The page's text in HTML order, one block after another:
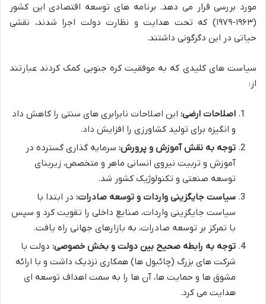
مورد بررسی قرار می دهد. برنامه های توسعه اقتصادی این کشور
(۱۹۶۳-۱۹۷۹) که تحت هدایت و نظارت دولت اجرا شدند، نقشی
حیاتی در این دگرگونی داشتند.
سیاست های کلیدی که به موفقیت کره جنوبی کمک کردند عبارتند
از:
اصلاحات ارضی: این اصلاحات نابرابری های سنتی را کاهش داد
و انگیزه برای تولید کشاورزی را افزایش داد.
توجه به نقش آموزش و پرورش: سرمایه گذاری گسترده در
آموزش و تربیت نیروی انسانی ماهر و متخصص، زیربنای
توسعه صنعتی و تکنولوژیک کشور شد.
سیاست جایگزینی واردات و توسعه صادرات: در ابتدا با
سیاست جایگزینی واردات، صنایع داخلی را تقویت کرد و سپس
با تمرکز بر توسعه صادرات، به بازارهای جهانی راه یافت.
توجه به رابطه صحیح بین دولت و بخش خصوصی: دولت با
شرکت های بزرگ (چائبول ها) همکاری نزدیک داشت و با ارائه
مشوق ها و حمایت ها، آن ها را به سمت اهداف توسعه ای
هدایت می کرد.